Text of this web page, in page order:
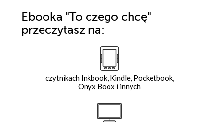
Ebooka "To czego chcę"
przeczytasz na:
czytnikach Inkbook, Kindle, Pocketbook,
Onyx Boox i innych